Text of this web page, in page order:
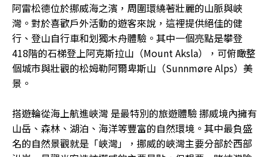
阿雷松德位於挪威海之濱，周圍環繞著壯麗的山脈與峽
灣。對於喜歡戶外活動的遊客來說，這裡提供絕佳的健
行、登山自行車和划獨木舟體驗。其中一個亮點是攀登
418階的石梯登上阿克斯拉山（Mount Aksla），可俯瞰整
個城市與壯觀的松姆勒阿爾卑斯山（Sunnmøre Alps）美
景。
搭遊輪從海上航進峽灣 是最特別的旅遊體驗 挪威境內擁有
山岳、森林、湖泊、海洋等豐富的自然環境。其中最負盛
名的自然景觀就是「峽灣」，挪威的峽灣主要分部於西部